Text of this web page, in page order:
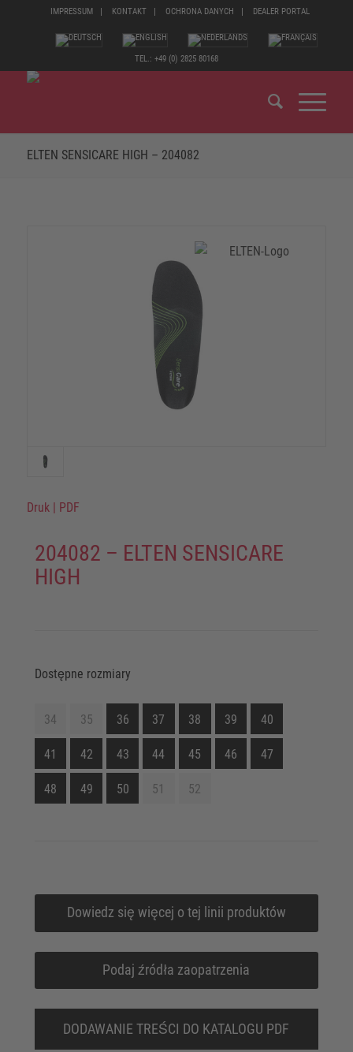
IMPRESSUM KONTAKT OCHRONA DANYCH DEALER PORTAL
TEL.: +49 (0) 2825 80168
ELTEN SENSICARE HIGH – 204082
Druk PDF
204082 – ELTEN SENSICARE
HIGH
Dostępne rozmiary
34 35 36 37 38 39 40
41 42 43 44 45 46 47
48 49 50 51 52
Dowiedz się więcej o tej linii produktów
Podaj źródła zaopatrzenia
DODAWANIE TREŚCI DO KATALOGU PDF